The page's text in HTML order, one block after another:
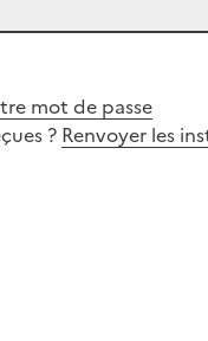
mot de passe
? Renvoyer les